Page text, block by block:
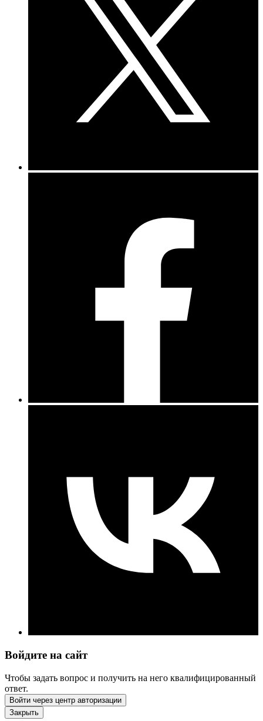
Войдите на сайт
Чтобы задать вопрос и получить на него квалифицированный
ответ.
Войти через центр авторизации
Закрыть